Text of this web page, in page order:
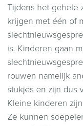
Tijdens het gehele
krijgen met één of
is. Kinderen gaan
rouwen namelijk
stukjes en zijn dus
Kleine kinderen
Ze kunnen